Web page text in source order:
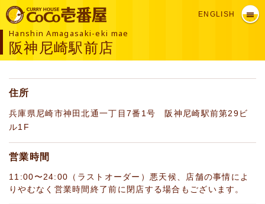
ENGLISH
Hanshin Amagasaki-eki mae
阪神尼崎駅前店
住所
兵庫県尼崎市神田北通一丁目7番1号 阪神尼崎駅前第29ビ
ル1F
営業時間
11:00〜24:00（ラストオーダー）悪天候、店舗の事情によ
りやむなく営業時間終了前に閉店する場合もございます。